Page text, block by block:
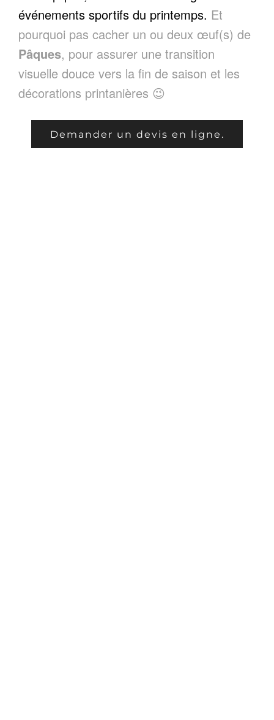
événements sportifs du printemps. Et
pourquoi pas cacher un ou deux œuf(s) de
Pâques, pour assurer une transition
visuelle douce vers la fin de saison et les
décorations printanières 😉
Demander un devis en ligne.